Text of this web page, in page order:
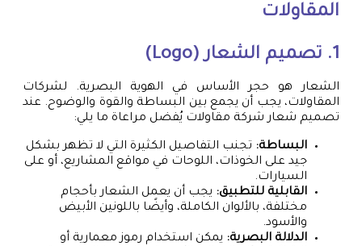
المقاولات
1. تصميم الشعار (Logo)
الشعار هو حجر الأساس في الهوية البصرية. لشركات
المقاولات، يجب أن يجمع بين البساطة والقوة والوضوح. عند
تصميم شعار شركة مقاولات يُفضل مراعاة ما يلي:
البساطة: تجنب التفاصيل الكثيرة التي لا تظهر بشكل
جيد على الخوذات، اللوحات في مواقع المشاريع، أو على
السيارات.
القابلية للتطبيق: يجب أن يعمل الشعار بأحجام
مختلفة، بالألوان الكاملة، وأيضًا باللونين الأبيض
والأسود.
الدلالة البصرية: يمكن استخدام رموز معمارية أو